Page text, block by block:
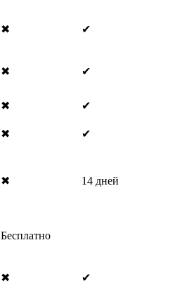
✖ ✔
✖ ✔
✖
✔
✖
✔
✖ 14 дней
Бесплатно
✖ ✔